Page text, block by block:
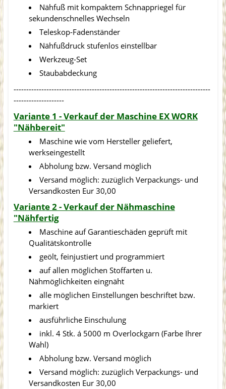
Nähfuß mit kompaktem Schnappriegel für
sekundenschnelles Wechseln
Teleskop-Fadenständer
Nähfußdruck stufenlos einstellbar
Werkzeug-Set
Staubabdeckung
------------------------------------------------------------------------------
--------------------
Variante 1 - Verkauf der Maschine EX WORK
"Nähbereit"
Maschine wie vom Hersteller geliefert,
werkseingestellt
Abholung bzw. Versand möglich
Versand möglich: zuzüglich Verpackungs- und
Versandkosten Eur 30,00
Variante 2 - Verkauf der Nähmaschine
"Nähfertig
Maschine auf Garantieschäden geprüft mit
Qualitätskontrolle
geölt, feinjustiert und programmiert
auf allen möglichen Stoffarten u.
Nähmöglichkeiten eingnäht
alle möglichen Einstellungen beschriftet bzw.
markiert
ausführliche Einschulung
inkl. 4 Stk. á 5000 m Overlockgarn (Farbe Ihrer
Wahl)
Abholung bzw. Versand möglich
Versand möglich: zuzüglich Verpackungs- und
Versandkosten Eur 30,00